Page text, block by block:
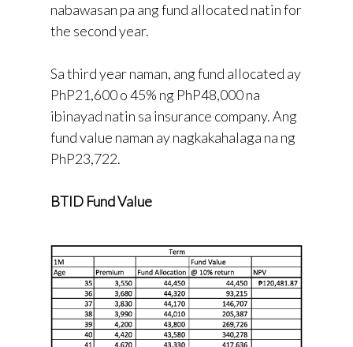
nabawasan pa ang fund allocated natin for
the second year.
Sa third year naman, ang fund allocated ay
PhP21,600 o 45% ng PhP48,000 na
ibinayad natin sa insurance company. Ang
fund value naman ay nagkakahalaga na ng
PhP23,722.
BTID Fund Value